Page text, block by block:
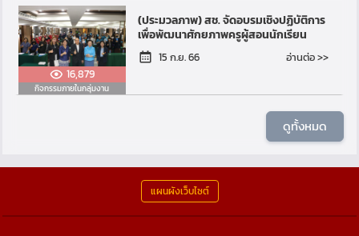
16,879
กิจกรรมภายในกลุ่มงาน
(ประมวลภาพ) สช. จัดอบรมเชิงปฏิบัติการ
เพื่อพัฒนาศักยภาพครูผู้สอนนักเรียน
พิการในโรงเรียนการศึกษาพิเศษ
15 ก.ย. 66 อ่านต่อ >>
ดูทั้งหมด
แผนผังเว็บไซต์